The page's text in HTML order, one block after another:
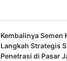
Kembalinya Semen
Langkah Strategis
Penetrasi di Pasar